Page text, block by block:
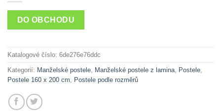
DO OBCHODU
Katalogové číslo: 6de276e76ddc
Kategorií: Manželské postele, Manželské postele z lamina, Postele,
Postele 160 x 200 cm, Postele podle rozměrů